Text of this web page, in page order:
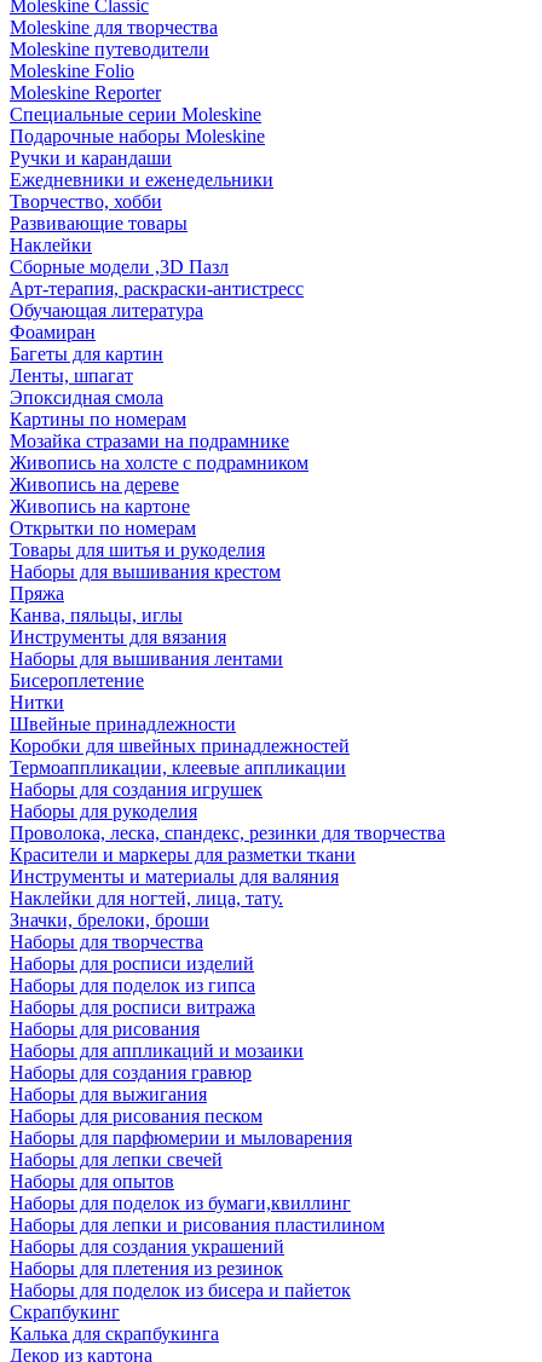
Moleskine Classic
Moleskine для творчества
Moleskine путеводители
Moleskine Folio
Moleskine Reporter
Специальные серии Moleskine
Подарочные наборы Moleskine
Ручки и карандаши
Ежедневники и еженедельники
Творчество, хобби
Развивающие товары
Наклейки
Сборные модели ,3D Пазл
Арт-терапия, раскраски-антистресс
Обучающая литература
Фоамиран
Багеты для картин
Ленты, шпагат
Эпоксидная смола
Картины по номерам
Мозайка стразами на подрамнике
Живопись на холсте с подрамником
Живопись на дереве
Живопись на картоне
Открытки по номерам
Товары для шитья и рукоделия
Наборы для вышивания крестом
Пряжа
Канва, пяльцы, иглы
Инструменты для вязания
Наборы для вышивания лентами
Бисероплетение
Нитки
Швейные принадлежности
Коробки для швейных принадлежностей
Термоаппликации, клеевые аппликации
Наборы для создания игрушек
Наборы для рукоделия
Проволока, леска, спандекс, резинки для творчества
Красители и маркеры для разметки ткани
Инструменты и материалы для валяния
Наклейки для ногтей, лица, тату.
Значки, брелоки, броши
Наборы для творчества
Наборы для росписи изделий
Наборы для поделок из гипса
Наборы для росписи витража
Наборы для рисования
Наборы для аппликаций и мозаики
Наборы для создания гравюр
Наборы для выжигания
Наборы для рисования песком
Наборы для парфюмерии и мыловарения
Наборы для лепки свечей
Наборы для опытов
Наборы для поделок из бумаги,квиллинг
Наборы для лепки и рисования пластилином
Наборы для создания украшений
Наборы для плетения из резинок
Наборы для поделок из бисера и пайеток
Скрапбукинг
Калька для скрапбукинга
Декор из картона